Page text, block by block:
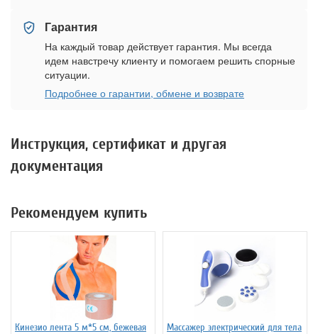
Гарантия
На каждый товар действует гарантия. Мы всегда
идем навстречу клиенту и помогаем решить спорные
ситуации.
Подробнее о гарантии, обмене и возврате
Инструкция, сертификат и другая
документация
Рекомендуем купить
Кинезио лента 5 м*5 см, бежевая
Массажер электрический для тела